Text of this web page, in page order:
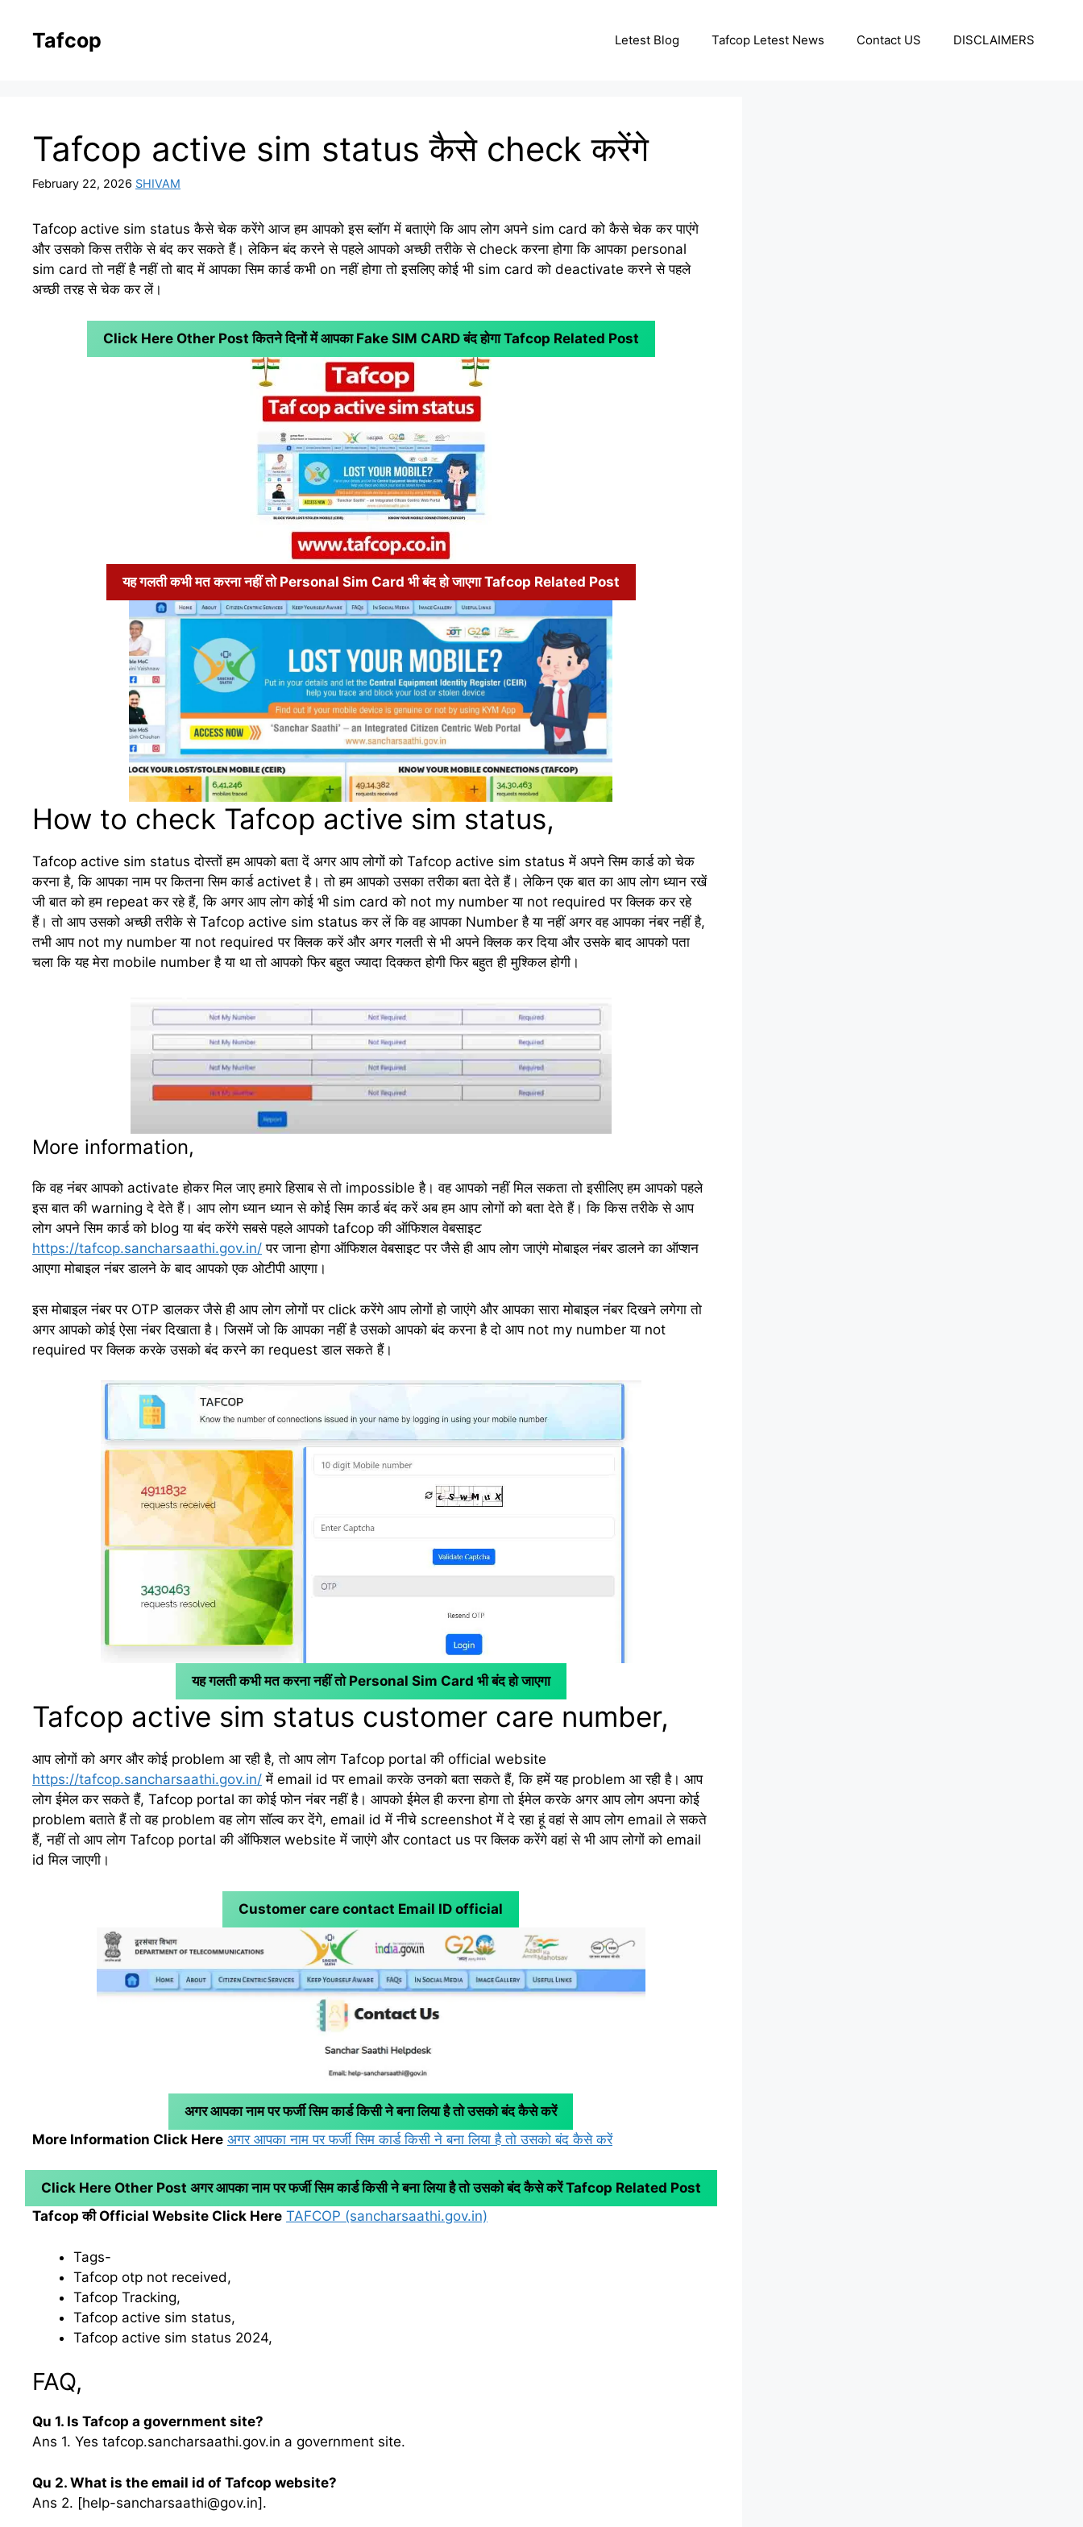
contentTafcop Letest Blog Tafcop Letest News Contact US DISCLAIMERS
Tafcop active sim status कैसे check करेंगे
February 22, 2026 SHIVAM
Tafcop active sim status कैसे चेक करेंगे आज हम आपको इस ब्लॉग में बताएंगे कि आप लोग अपने sim card को कैसे चेक कर पाएंगे
और उसको किस तरीके से बंद कर सकते हैं। लेकिन बंद करने से पहले आपको अच्छी तरीके से check करना होगा कि आपका personal
sim card तो नहीं है नहीं तो बाद में आपका सिम कार्ड कभी on नहीं होगा तो इसलिए कोई भी sim card को deactivate करने से पहले
अच्छी तरह से चेक कर लें।
Click Here Other Post कितने दिनों में आपका Fake SIM CARD बंद होगाTafcop Related Post
यह गलती कभी मत करना नहीं तो Personal Sim Card भी बंद हो जाएगा Tafcop Related Post
How to check Tafcop active sim status,
Tafcop active sim status दोस्तों हम आपको बता दें अगर आप लोगों को Tafcop active sim status में अपने सिम कार्ड को चेक
करना है, कि आपका नाम पर कितना सिम कार्ड activet है। तो हम आपको उसका तरीका बता देते हैं। लेकिन एक बात का आप लोग ध्यान रखें
जी बात को हम repeat कर रहे हैं, कि अगर आप लोग कोई भी sim card को not my number या not required पर क्लिक कर रहे
हैं। तो आप उसको अच्छी तरीके से Tafcop active sim status कर लें कि वह आपका Number है या नहीं अगर वह आपका नंबर नहीं है,
तभी आप not my number या not required पर क्लिक करें और अगर गलती से भी अपने क्लिक कर दिया और उसके बाद आपको पता
चला कि यह मेरा mobile number है या था तो आपको फिर बहुत ज्यादा दिक्कत होगी फिर बहुत ही मुश्किल होगी।
More information,
कि वह नंबर आपको activate होकर मिल जाए हमारे हिसाब से तो impossible है। वह आपको नहीं मिल सकता तो इसीलिए हम आपको पहले
इस बात की warning दे देते हैं। आप लोग ध्यान ध्यान से कोई सिम कार्ड बंद करें अब हम आप लोगों को बता देते हैं। कि किस तरीके से आप
लोग अपने सिम कार्ड को blog या बंद करेंगे सबसे पहले आपको tafcop की ऑफिशल वेबसाइट
https://tafcop.sancharsaathi.gov.in/ पर जाना होगा ऑफिशल वेबसाइट पर जैसे ही आप लोग जाएंगे मोबाइल नंबर डालने का ऑप्शन
आएगा मोबाइल नंबर डालने के बाद आपको एक ओटीपी आएगा।
इस मोबाइल नंबर पर OTP डालकर जैसे ही आप लोग लोगों पर click करेंगे आप लोगों हो जाएंगे और आपका सारा मोबाइल नंबर दिखने लगेगा तो
अगर आपको कोई ऐसा नंबर दिखाता है। जिसमें जो कि आपका नहीं है उसको आपको बंद करना है दो आप not my number या not
required पर क्लिक करके उसको बंद करने का request डाल सकते हैं।
यह गलती कभी मत करना नहीं तो Personal Sim Card भी बंद हो जाएगा
Tafcop active sim status customer care number,
आप लोगों को अगर और कोई problem आ रही है, तो आप लोग Tafcop portal की official website
https://tafcop.sancharsaathi.gov.in/ में email id पर email करके उनको बता सकते हैं, कि हमें यह problem आ रही है। आप
लोग ईमेल कर सकते हैं, Tafcop portal का कोई फोन नंबर नहीं है। आपको ईमेल ही करना होगा तो ईमेल करके अगर आप लोग अपना कोई
problem बताते हैं तो वह problem वह लोग सॉल्व कर देंगे, email id में नीचे screenshot में दे रहा हूं वहां से आप लोग email ले सकते
हैं, नहीं तो आप लोग Tafcop portal की ऑफिशल website में जाएंगे और contact us पर क्लिक करेंगे वहां से भी आप लोगों को email
id मिल जाएगी।
Customer care contact Email ID official
अगर आपका नाम पर फर्जी सिम कार्ड किसी ने बना लिया है तो उसको बंद कैसे करें
More Information Click Here अगर आपका नाम पर फर्जी सिम कार्ड किसी ने बना लिया है तो उसको बंद कैसे करें
Click Here Other Post अगर आपका नाम पर फर्जी सिम कार्ड किसी ने बना लिया है तो उसको बंद कैसे करेंTafcop Related Post
Tafcop की Official Website Click Here TAFCOP (sancharsaathi.gov.in)
Tags-
Tafcop otp not received,
Tafcop Tracking,
Tafcop active sim status,
Tafcop active sim status 2024,
FAQ,
Qu 1. Is Tafcop a government site?
Ans 1. Yes tafcop.sancharsaathi.gov.in a government site.
Qu 2. What is the email id of Tafcop website?
Ans 2. [help-sancharsaathi@gov.in].